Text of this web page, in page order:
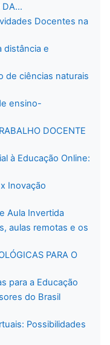
DA...
Docentes na
distância e
de ciências naturais
ensino-
DOCENTE
à Educação Online:
Inovação
Aula Invertida
aulas remotas e os
PARA O
para a Educação
do Brasil
Possibilidades